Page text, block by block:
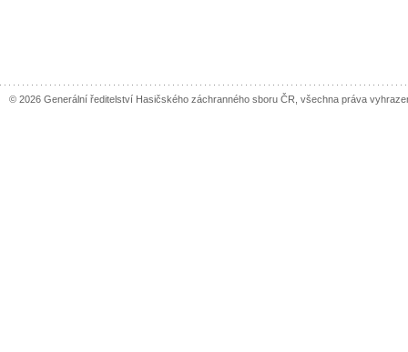
© 2026 Generální ředitelství Hasičského záchranného sboru ČR, všechna práva